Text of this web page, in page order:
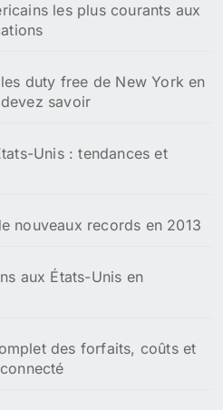
les plus courants aux
duty free de New York en
savoir
Unis : tendances et
nouveaux records en 2013
aux États-Unis en
des forfaits, coûts et